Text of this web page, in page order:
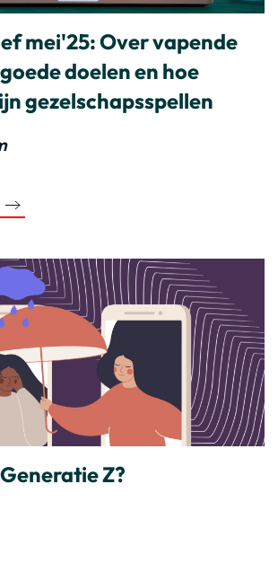
mei'25: Over vapende
doelen en hoe
gezelschapsspellen
Z?